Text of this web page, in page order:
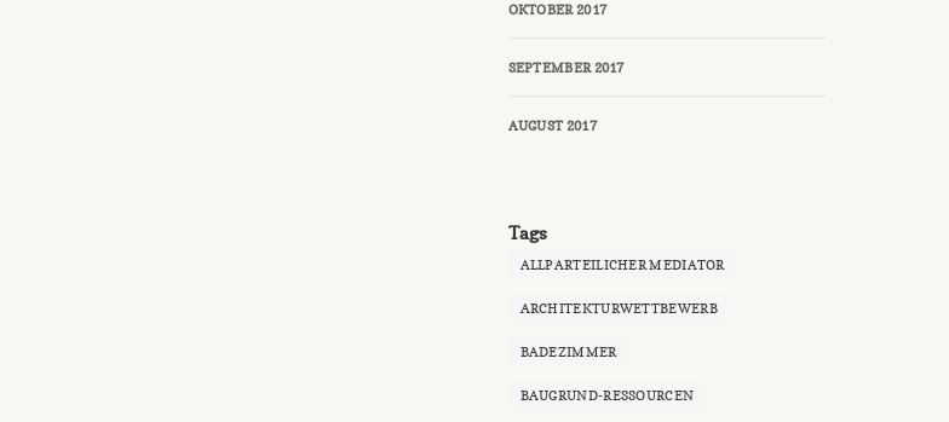
OKTOBER 2017
SEPTEMBER 2017
AUGUST 2017
Tags
ALLPARTEILICHER MEDIATOR
ARCHITEKTURWETTBEWERB
BADEZIMMER
BAUGRUND-RESSOURCEN